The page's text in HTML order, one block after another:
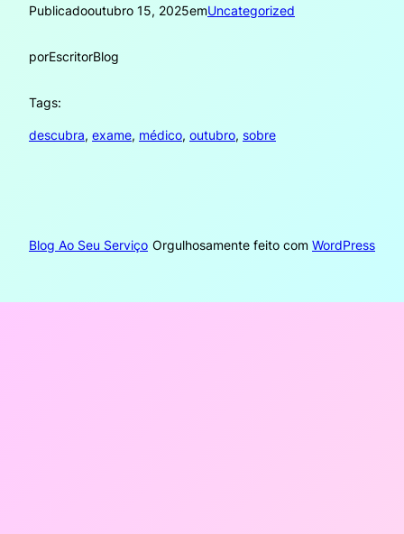
Publicadooutubro 15, 2025emUncategorized
porEscritorBlog
Tags:
descubra, exame, médico, outubro, sobre
Blog Ao Seu Serviço Orgulhosamente feito com WordPress